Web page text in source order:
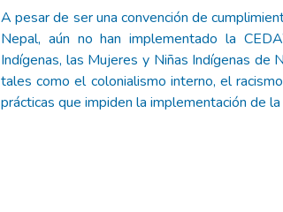
A pesar de ser una convención de
Nepal, aún no han implementado la
Indígenas, las Mujeres y Niñas Indígenas de
tales como el colonialismo interno, el
prácticas que impiden la implementación de